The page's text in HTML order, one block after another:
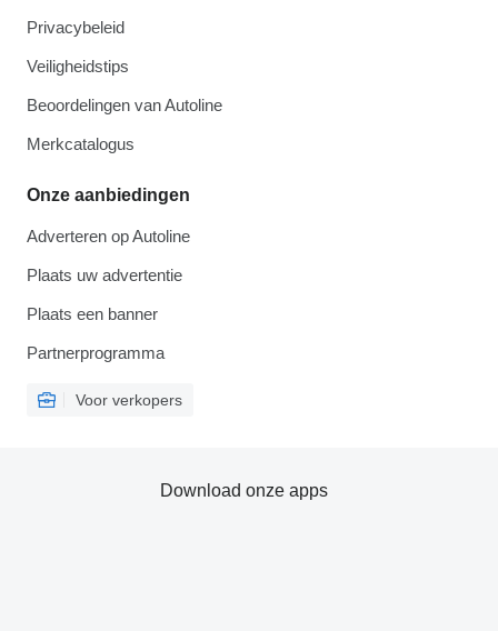
Privacybeleid
Veiligheidstips
Beoordelingen van Autoline
Merkcatalogus
Onze aanbiedingen
Adverteren op Autoline
Plaats uw advertentie
Plaats een banner
Partnerprogramma
Voor verkopers
Download onze apps